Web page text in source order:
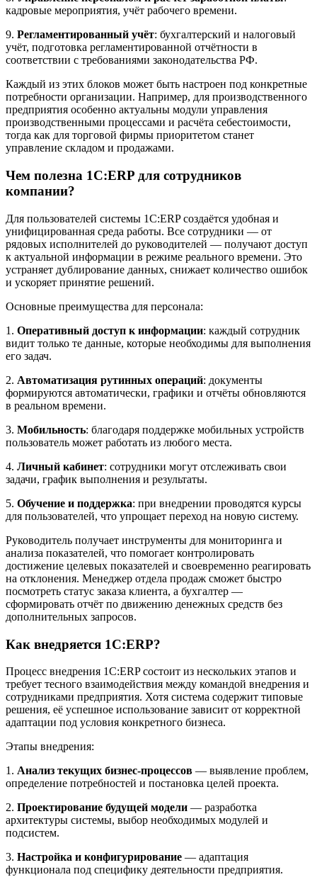
кадровые мероприятия, учёт рабочего времени.
9. Регламентированный учёт: бухгалтерский и налоговый
учёт, подготовка регламентированной отчётности в
соответствии с требованиями законодательства РФ.
Каждый из этих блоков может быть настроен под конкретные
потребности организации. Например, для производственного
предприятия особенно актуальны модули управления
производственными процессами и расчёта себестоимости,
тогда как для торговой фирмы приоритетом станет
управление складом и продажами.
Чем полезна 1С:ERP для сотрудников
компании?
Для пользователей системы 1С:ERP создаётся удобная и
унифицированная среда работы. Все сотрудники — от
рядовых исполнителей до руководителей — получают доступ
к актуальной информации в режиме реального времени. Это
устраняет дублирование данных, снижает количество ошибок
и ускоряет принятие решений.
Основные преимущества для персонала:
1. Оперативный доступ к информации: каждый сотрудник
видит только те данные, которые необходимы для выполнения
его задач.
2. Автоматизация рутинных операций: документы
формируются автоматически, графики и отчёты обновляются
в реальном времени.
3. Мобильность: благодаря поддержке мобильных устройств
пользователь может работать из любого места.
4. Личный кабинет: сотрудники могут отслеживать свои
задачи, график выполнения и результаты.
5. Обучение и поддержка: при внедрении проводятся курсы
для пользователей, что упрощает переход на новую систему.
Руководитель получает инструменты для мониторинга и
анализа показателей, что помогает контролировать
достижение целевых показателей и своевременно реагировать
на отклонения. Менеджер отдела продаж сможет быстро
посмотреть статус заказа клиента, а бухгалтер —
сформировать отчёт по движению денежных средств без
дополнительных запросов.
Как внедряется 1С:ERP?
Процесс внедрения 1С:ERP состоит из нескольких этапов и
требует тесного взаимодействия между командой внедрения и
сотрудниками предприятия. Хотя система содержит типовые
решения, её успешное использование зависит от корректной
адаптации под условия конкретного бизнеса.
Этапы внедрения:
1. Анализ текущих бизнес-процессов — выявление проблем,
определение потребностей и постановка целей проекта.
2. Проектирование будущей модели — разработка
архитектуры системы, выбор необходимых модулей и
подсистем.
3. Настройка и конфигурирование — адаптация
функционала под специфику деятельности предприятия.